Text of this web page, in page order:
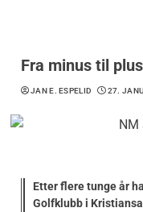
Fra minus til
JAN E. ESPELID 27.
Etter flere tunge år
Golfklubb i